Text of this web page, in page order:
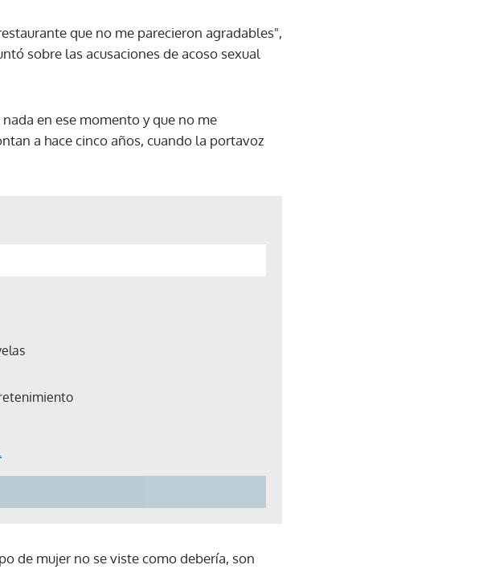
que no me parecieron agradables",
sobre las acusaciones de acoso sexual
en ese momento y que no me
a hace cinco años, cuando la portavoz
de mujer no se viste como debería, son